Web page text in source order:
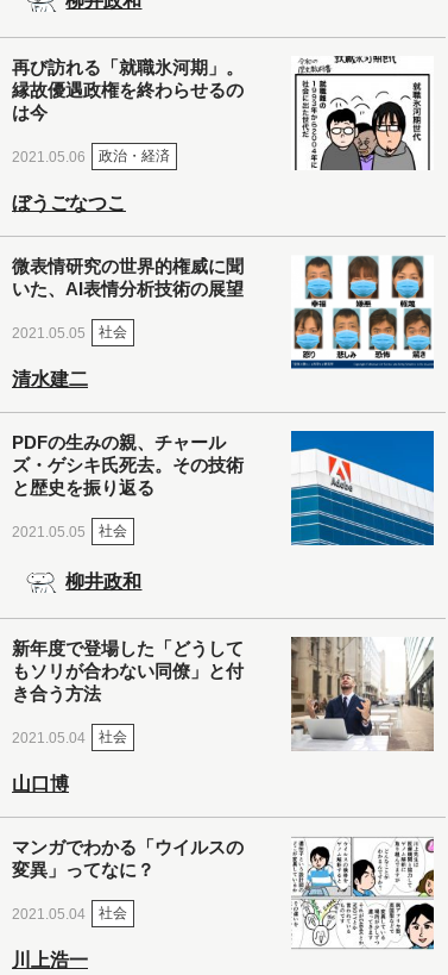
再び訪れる「就職氷河期」。
縁故優遇政権を終わらせるの
は今
2021.05.06 政治・経済
ぼうごなつこ
微表情研究の世界的権威に聞
いた、AI表情分析技術の展望
2021.05.05 社会
清水建二
PDFの生みの親、チャール
ズ・ゲシキ氏死去。その技術
と歴史を振り返る
2021.05.05 社会
柳井政和
新年度で登場した「どうして
もソリが合わない同僚」と付
き合う方法
2021.05.04 社会
山口博
マンガでわかる「ウイルスの
変異」ってなに？
2021.05.04 社会
川上浩一